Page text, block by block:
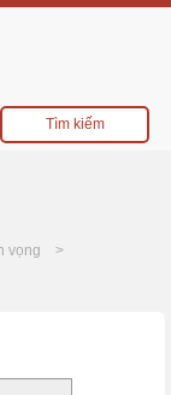
Tìm kiếm
vọng